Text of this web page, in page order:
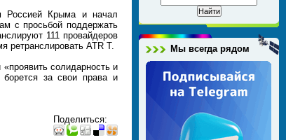
Россией Крыма и начал
с просьбой поддержать
111 провайдеров
ретранслировать ATR T.
солидарность и
за свои права и
Поделиться:
Мы всегда рядом